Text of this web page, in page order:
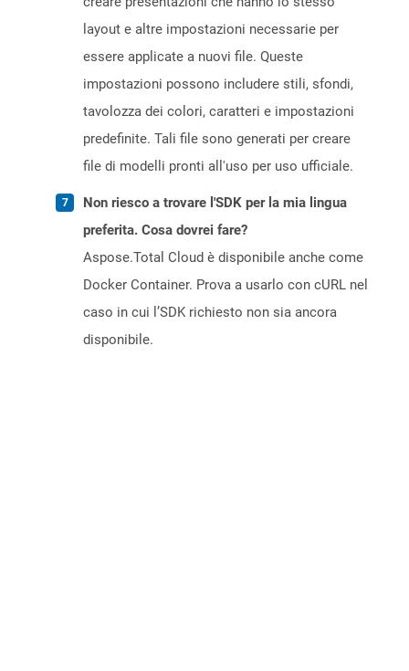
layout e altre impostazioni necessarie per
essere applicate a nuovi file. Queste
impostazioni possono includere stili, sfondi,
tavolozza dei colori, caratteri e impostazioni
predefinite. Tali file sono generati per creare
file di modelli pronti all'uso per uso ufficiale.
Non riesco a trovare l'SDK per la mia lingua
preferita. Cosa dovrei fare?
Aspose.Total Cloud è disponibile anche come
Docker Container. Prova a usarlo con cURL nel
caso in cui l’SDK richiesto non sia ancora
disponibile.